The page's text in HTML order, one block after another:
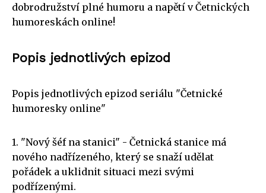
dobrodružství plné humoru a napětí v Četnických
humoreskách online!
Popis jednotlivých epizod
Popis jednotlivých epizod seriálu "Četnické
humoresky online"
1. "Nový šéf na stanici" - Četnická stanice má
nového nadřízeného, který se snaží udělat
pořádek a uklidnit situaci mezi svými
podřízenými.